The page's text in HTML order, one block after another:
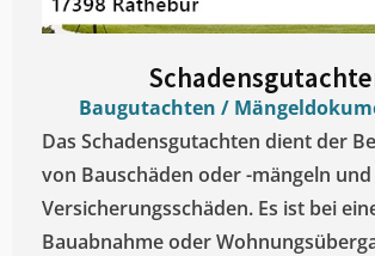
Baugutachten /
Das Schadensgutachten dient der
von Bauschäden oder -mängeln und
Versicherungsschäden. Es ist bei
Bauabnahme oder